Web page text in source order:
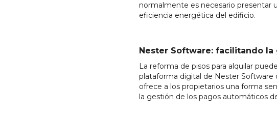
normalmente es necesario presentar
eficiencia energética del edificio.
Nester Software: facilitando
La reforma de pisos para alquilar
plataforma digital de Nester Software
ofrece a los propietarios una forma
la gestión de los pagos automáticos